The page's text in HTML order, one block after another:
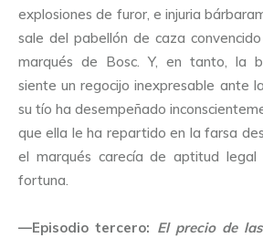
explosiones de furor, e injuria
sale del pabellón de caza
marqués de Bosc. Y, en tanto, la
siente un regocijo inexpresable ante
su tío ha desempeñado
que ella le ha repartido en la farsa
el marqués carecía de aptitud legal
fortuna.
—Episodio tercero: El precio de